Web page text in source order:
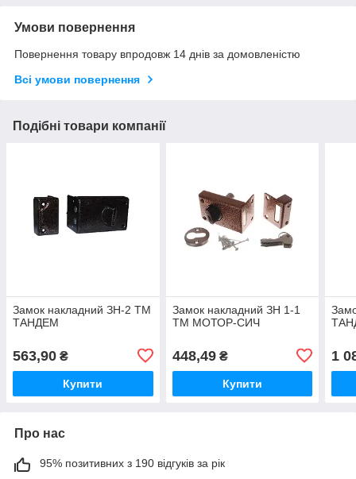
Умови повернення
Повернення товару впродовж 14 днів за домовленістю
Всі умови повернення
Подібні товари компанії
Замок накладний ЗН-2 ТМ
ТАНДЕМ
563,90 ₴
Купити
Замок накладний ЗН 1-1
ТМ МОТОР-СИЧ
448,49₴
Купити
1
Про нас
95% позитивних з 190 відгуків за рік